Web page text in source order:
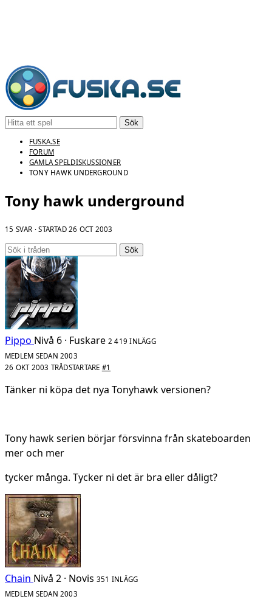
Sök
FUSKA.SE
FORUM
GAMLA SPELDISKUSSIONER
TONY HAWK UNDERGROUND
Tony hawk underground
15 SVAR · STARTAD26 OCT 2003
Sök
Pippo Nivå 6 · Fuskare 2 419 INLÄGG
MEDLEM SEDAN 2003
26 OKT 2003 TRÅDSTARTARE #1
Tänker ni köpa det nya Tonyhawk versionen?
Tony hawk serien börjar försvinna från skateboarden
mer och mer
tycker många. Tycker ni det är bra eller dåligt?
Chain Nivå 2 · Novis 351 INLÄGG
MEDLEM SEDAN 2003